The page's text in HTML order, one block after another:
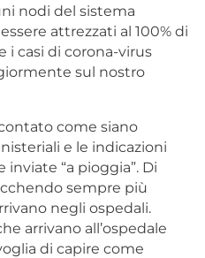
nodi del sistema
attrezzati al 100% di
i casi di corona-virus
sul nostro
come siano
e le indicazioni
“a pioggia”. Di
sempre più
negli ospedali.
arrivano all’ospedale
di capire come